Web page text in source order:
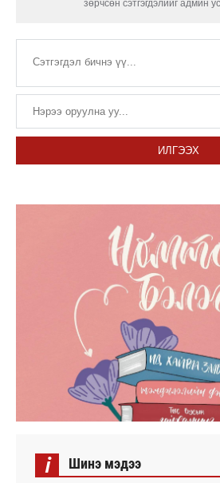
зөрчсөн сэтгэгдэлийг админ
ИЛГЭЭХ
i Шинэ мэдээ